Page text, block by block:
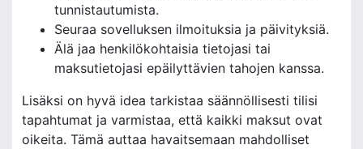
tunnistautumista.
Seuraa sovelluksen ilmoituksia ja päivityksiä.
Älä jaa henkilökohtaisia tietojasi tai
maksutietojasi epäilyttävien tahojen kanssa.
Lisäksi on hyvä idea tarkistaa säännöllisesti tilisi
tapahtumat ja varmistaa, että kaikki maksut ovat
oikeita. Tämä auttaa havaitsemaan mahdolliset